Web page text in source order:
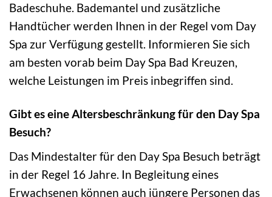
Badeschuhe. Bademantel und zusätzliche
Handtücher werden Ihnen in der Regel vom Day
Spa zur Verfügung gestellt. Informieren Sie sich
am besten vorab beim Day Spa Bad Kreuzen,
welche Leistungen im Preis inbegriffen sind.
Gibt es eine Altersbeschränkung für den Day Spa
Besuch?
Das Mindestalter für den Day Spa Besuch beträgt
in der Regel 16 Jahre. In Begleitung eines
Erwachsenen können auch jüngere Personen das